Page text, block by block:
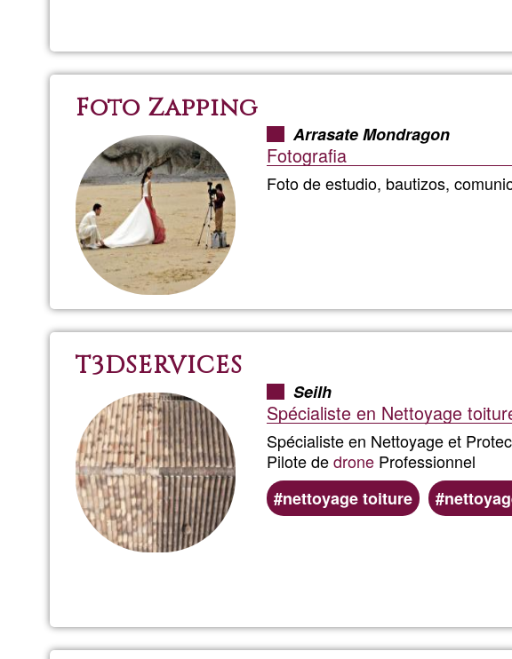
Foto Zapping
Arrasate Mondragon
Fotografia
Foto de estudio, bautizos,
T3DSERVICES
Seilh
Spécialiste en Nettoyage
Spécialiste en Nettoyage et
Pilote dedrone Professionnel
nettoyage toiture